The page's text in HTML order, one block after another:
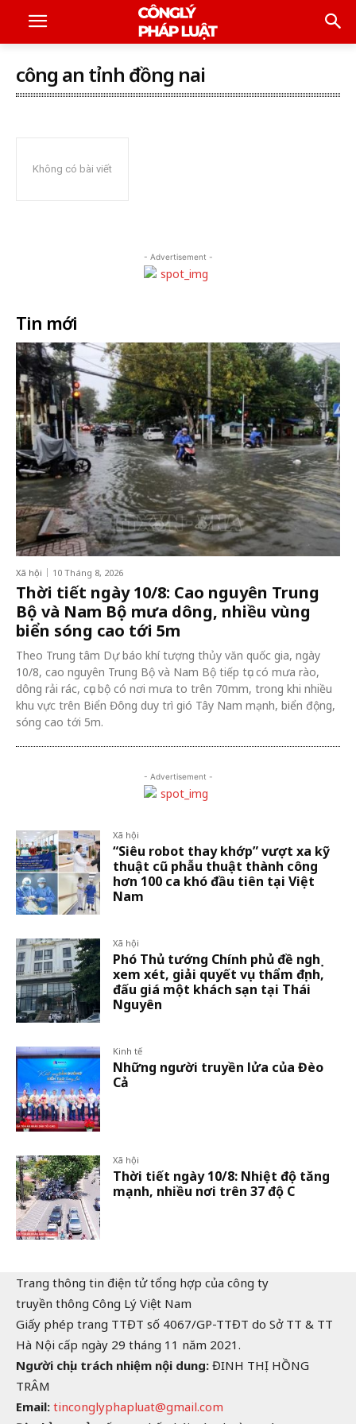
công an tỉnh đồng nai
Không có bài viết
- Advertisement -
Tin mới
Xã hội 10 Tháng 8, 2026
Thời tiết ngày 10/8: Cao nguyên Trung
Bộ và Nam Bộ mưa dông, nhiều vùng
biển sóng cao tới 5m
Theo Trung tâm Dự báo khí tượng thủy văn quốc gia, ngày
10/8, cao nguyên Trung Bộ và Nam Bộ tiếp tục có mưa rào,
dông rải rác, cục bộ có nơi mưa to trên 70mm, trong khi nhiều
khu vực trên Biển Đông duy trì gió Tây Nam mạnh, biển động,
sóng cao tới 5m.
- Advertisement -
Xã hội
“Siêu robot thay khớp” vượt xa kỹ
thuật cũ phẫu thuật thành công
hơn 100 ca khó đầu tiên tại Việt
Nam
Xã hội
Phó Thủ tướng Chính phủ đề nghị
xem xét, giải quyết vụ thẩm định,
đấu giá một khách sạn tại Thái
Nguyên
Kinh tế
Những người truyền lửa của Đèo
Cả
Xã hội
Thời tiết ngày 10/8: Nhiệt độ tăng
mạnh, nhiều nơi trên 37 độ C
Trang thông tin điện tử tổng hợp của công ty
truyền thông Công Lý Việt Nam
Giấy phép trang TTĐT số 4067/GP-TTĐT do Sở TT & TT
Hà Nội cấp ngày 29 tháng 11 năm 2021.
Người chịu trách nhiệm nội dung: ĐINH THỊ HỒNG
TRÂM
Email: tinconglyphapluat@gmail.com